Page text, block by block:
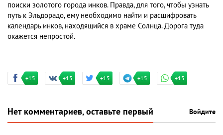
поиски золотого города инков. Правда, для того, чтобы узнать
путь к Эльдорадо, ему необходимо найти и расшифровать
календарь инков, находящийся в храме Солнца. Дорога туда
окажется непростой.
+15 +15 +15 +15 +15
Нет комментариев, оставьте первый Войдите